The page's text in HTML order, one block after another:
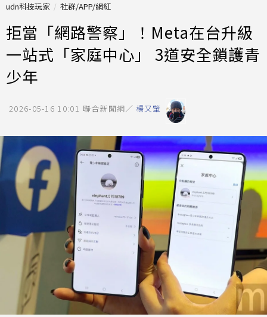
udn科技玩家 社群/APP/網紅
拒當「網路警察」！Meta在台升級
一站式「家庭中心」 3道安全鎖護青
少年
2026-05-16 10:01 聯合新聞網／ 楊又肇